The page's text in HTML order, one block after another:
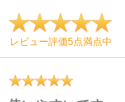
レビュー評価5点満点中